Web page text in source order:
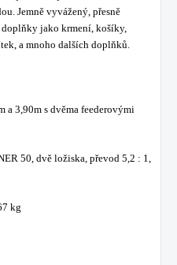
Jemně vyvážený, přesně
doplňky jako krmení, košíky,
a mnoho dalších doplňků.
a 3,90m s dvěma feederovými
50, dvě ložiska, převod 5,2 : 1,
kg